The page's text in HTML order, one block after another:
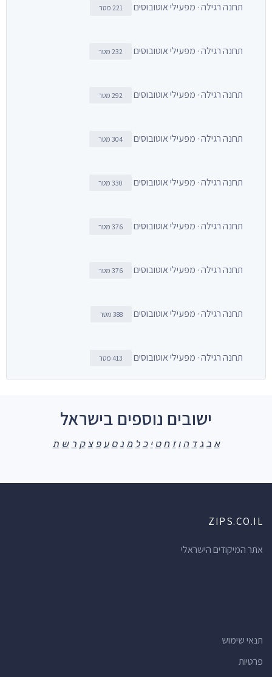
תחנה רגילה · מפעילי אוטובוסים 221 מטר
תחנה רגילה · מפעילי אוטובוסים 232 מטר
תחנה רגילה · מפעילי אוטובוסים 292 מטר
תחנה רגילה · מפעילי אוטובוסים 304 מטר
תחנה רגילה · מפעילי אוטובוסים 330 מטר
תחנה רגילה · מפעילי אוטובוסים 376 מטר
תחנה רגילה · מפעילי אוטובוסים 376 מטר
תחנה רגילה · מפעילי אוטובוסים 388 מטר
תחנה רגילה · מפעילי אוטובוסים 413 מטר
ישובים נוספים בישראל
א ב ג ד ה ו ז ח ט י כ ל מ נ ס ע פ צ ק ר ש ת
ZIPS.CO.IL
אתר המיקודים הישראלי
תנאי שימוש
פרטיות